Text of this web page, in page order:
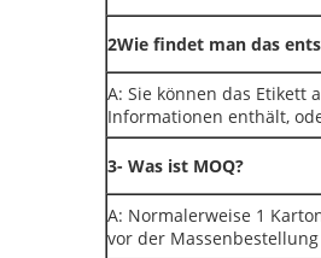
2Wie findet man das
A: Sie können das Etikett
Informationen enthält,
3- Was ist MOQ?
A: Normalerweise 1
vor der